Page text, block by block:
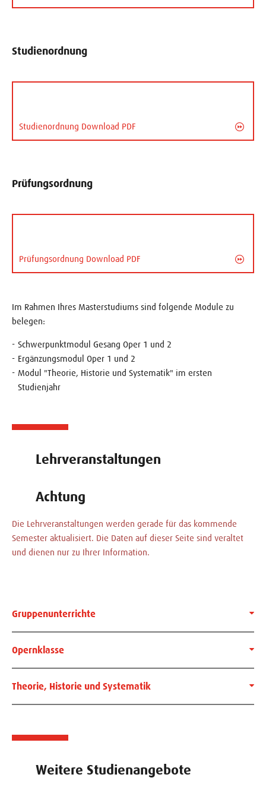
Studienordnung
Studienordnung Download PDF
Prüfungsordnung
Prüfungsordnung Download PDF
Im Rahmen Ihres Masterstudiums sind folgende Module zu
belegen:
Schwerpunktmodul Gesang Oper 1 und 2
Ergänzungsmodul Oper 1 und 2
Modul "Theorie, Historie und Systematik" im ersten
Studienjahr
Lehrveranstaltungen
Achtung
Die Lehrveranstaltungen werden gerade für das kommende
Semester aktualisiert. Die Daten auf dieser Seite sind veraltet
und dienen nur zu Ihrer Information.
Gruppenunterrichte
Opernklasse
Theorie, Historie und Systematik
Weitere Studienangebote